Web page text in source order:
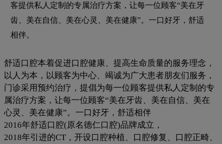
客提供私人定制的专属治疗方案，让每一位顾客“美在牙
齿、美在自信、美在心灵、美在健康”。一口好牙，舒适
相伴。
舒适口腔本着促进口腔健康、提高生命质量的服务理念，
以人为本，以顾客为中心、竭诚为广大患者朋友们服务，
门诊采用预约治疗，提倡为每一位顾客提供私人定制的专
属治疗方案，让每一位顾客“美在牙齿、美在自信、美在
心灵、美在健康”。一口好牙，舒适相伴
2016年舒适口腔(原名德仁口腔)品牌成立，
2018年引进的CT，开设口腔种植、口腔修复、口腔正畸、